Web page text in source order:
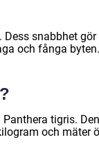
snabbhet gör
och fånga byten.
tigris.
och mäter